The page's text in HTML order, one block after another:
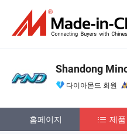
Shandong
다이아몬드 회원
홈페이지 제품